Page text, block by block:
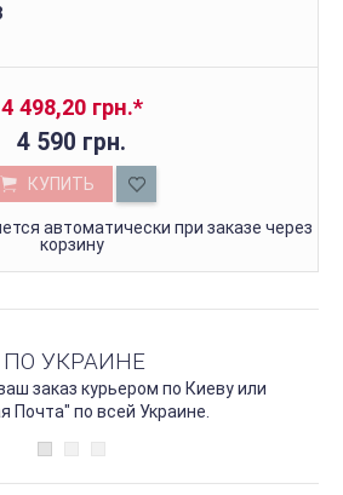
4 498,20 грн.*
4 590 грн.
КУПИТЬ
автоматически при заказе через
корзину
УКРАИНЕ
заказ курьером по Киеву или
Почта" по всей Украине.